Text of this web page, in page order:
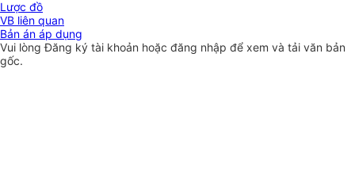
Lược đồ
VB liên quan
Bản án áp dụng
Vui lòngĐăng ký tài khoản hoặc đăng nhập để xem và tải văn bản
gốc.